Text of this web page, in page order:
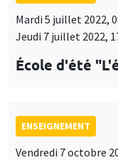
Mardi 5 juillet 2022,
Jeudi 7 juillet 2022,
École d'été
ENSEIGNEMENT
Vendredi 7 octobre